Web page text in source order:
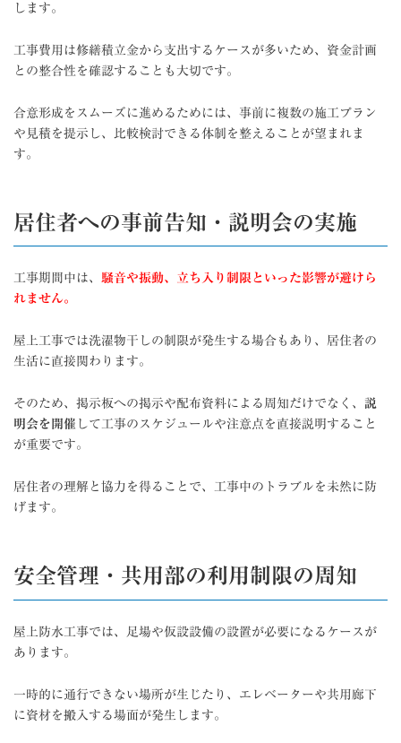
します。
工事費用は修繕積立金から支出するケースが多いため、資金計画
との整合性を確認することも大切です。
合意形成をスムーズに進めるためには、事前に複数の施工プラン
や見積を提示し、比較検討できる体制を整えることが望まれま
す。
居住者への事前告知・説明会の実施
工事期間中は、 騒音や振動、立ち入り制限といった影響が避けら
れません。
屋上工事では洗濯物干しの制限が発生する場合もあり、居住者の
生活に直接関わります。
そのため、掲示板への掲示や配布資料による周知だけでなく、 説
明会を開催 して工事のスケジュールや注意点を直接説明すること
が重要です。
居住者の理解と協力を得ることで、工事中のトラブルを未然に防
げます。
安全管理・共用部の利用制限の周知
屋上防水工事では、足場や仮設設備の設置が必要になるケースが
あります。
一時的に通行できない場所が生じたり、エレベーターや共用廊下
に資材を搬入する場面が発生します。